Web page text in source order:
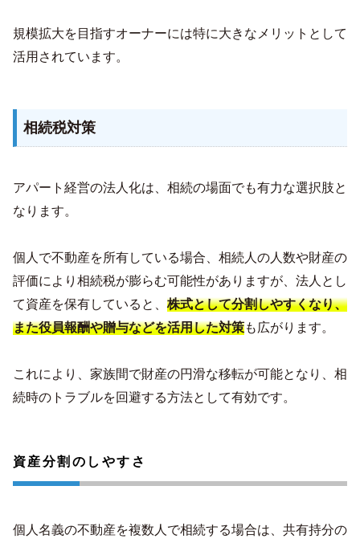
規模拡大を目指すオーナーには特に大きなメリットとして
活用されています。
相続税対策
アパート経営の法人化は、相続の場面でも有力な選択肢と
なります。
個人で不動産を所有している場合、相続人の人数や財産の
評価により相続税が膨らむ可能性がありますが、法人とし
て資産を保有していると、 株式として分割しやすくなり、
また役員報酬や贈与などを活用した対策も広がります。
これにより、家族間で財産の円滑な移転が可能となり、相
続時のトラブルを回避する方法として有効です。
資産分割のしやすさ
個人名義の不動産を複数人で相続する場合は、共有持分の